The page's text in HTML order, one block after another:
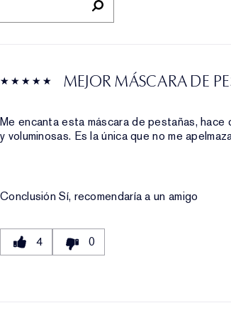
MEJOR MÁSCARA DE
Me encanta esta máscara de pestañas, hace
y voluminosas. Es la única que no me
ConclusiónSí, recomendaría a un amigo
4 0